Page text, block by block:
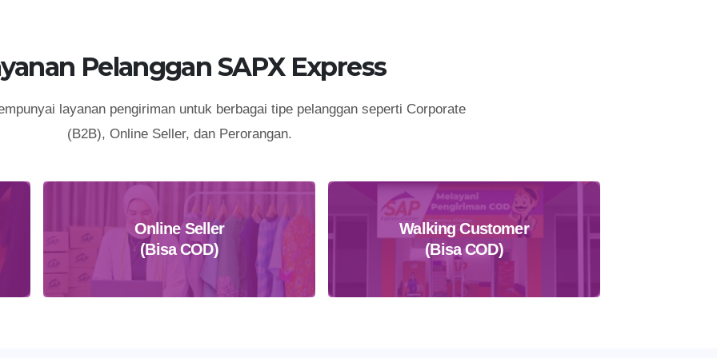
Pelanggan SAPX Express
layanan pengiriman untuk berbagai tipe pelanggan seperti Corporate
(B2B), Online Seller, dan Perorangan.
Online Seller
(Bisa COD)
Walking Customer
(Bisa COD)